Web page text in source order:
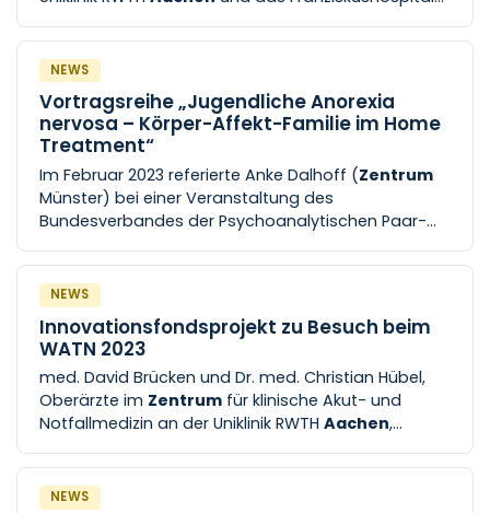
Patientengruppe spezialisiert [...] M, Mayersche
Buchhandlung, Buchkremerstraße 1–7 52062
Aachen
Bis zum Jahr 2030 wird die Altersgruppe
der über 65-Jährigen in der StädteregionAachen
von heute knapp 100.000 auf über 150.000 steigen –
und [...] -Prof. Dr. med. Cornelius Bollheimer , Leiter
des Lehrstuhls für Altersmedizin an der Uniklinik
RWTHAachenund Direktor der Klinik für Innere
Medizin und Geriatrie am Franziskushospital auf
anschauliche Weise
NEWS
Vortragsreihe „Jugendliche Anorexia
nervosa – Körper-Affekt-Familie im Home
Treatment“
Im Februar 2023 referierte Anke Dalhoff (Zentrum
Münster) bei einer Veranstaltung des
Bundesverbandes der Psychoanalytischen Paar-
„Jugendliche Anorexia nervosa – [...] sind,
eingegangen. Der Vortrag stieß auf großes
Interesse und wird demnächst auch digital für das
AachenerTeam gehalten. Weitere Anfragen
richten Sie gerne an Frau Dahlhoff unter
anke.dahlhoff@ukmuenster
NEWS
Innovationsfondsprojekt zu Besuch beim
WATN 2023
med. David Brücken und Dr. med. Christian Hübel,
Oberärzte im Zentrum für klinische Akut- und
Notfallmedizin an der Uniklinik RWTH Aachen,
Teilnehmern einen
NEWS